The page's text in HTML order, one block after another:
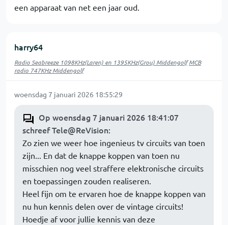
een apparaat van net een jaar oud.
harry64
Radio Seabreeze 1098KHz(Laren) en 1395KHz(Grou) Middengolf MCB
radio 747KHz Middengolf
woensdag 7 januari 2026 18:55:29
Op woensdag 7 januari 2026 18:41:07
schreef Tele@ReVision:
Zo zien we weer hoe ingenieus tv circuits van toen
zijn... En dat de knappe koppen van toen nu
misschien nog veel straffere elektronische circuits
en toepassingen zouden realiseren.
Heel fijn om te ervaren hoe de knappe koppen van
nu hun kennis delen over de vintage circuits!
Hoedje af voor jullie kennis van deze